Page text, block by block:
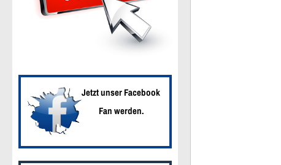
Jetzt unser Facebook
Fan werden.